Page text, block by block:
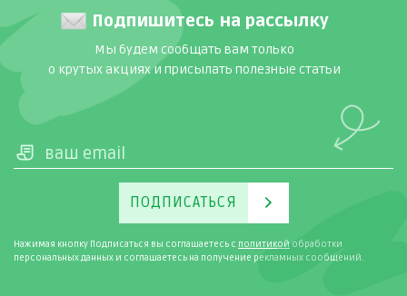
Подпишитесь на рассылку
Мы будем сообщать вам только
о крутых акциях и присылать полезные статьи
ПОДПИСАТЬСЯ
Нажимая кнопку Подписаться вы соглашаетесь с политикой обработки
персональных данных и соглашаетесь на получение рекламных сообщений.